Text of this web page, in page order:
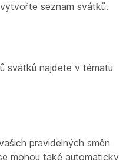
vytvořte seznam svátků.
svátků najdete v tématu
pravidelných směn
mohou také automaticky